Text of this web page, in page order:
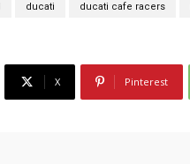
ducati ducati cafe racers
X Pinterest